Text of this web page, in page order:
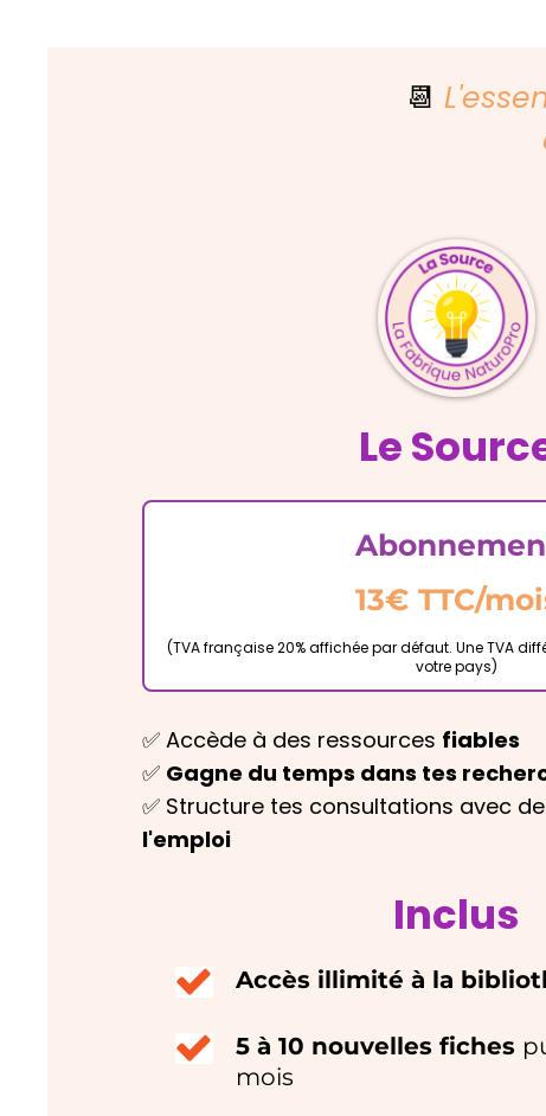
📆
Le
13€ TTC/
(TVA française 20% affichée par défaut. Une TVA
votre pays)
✅ Accède à des ressources fiables
✅ Gagne du temps dans tes
✅ Structure tes consultations avec
l'emploi
Inclus
Accès illimité à la
5 à 10 nouvelles fiches
mois ​